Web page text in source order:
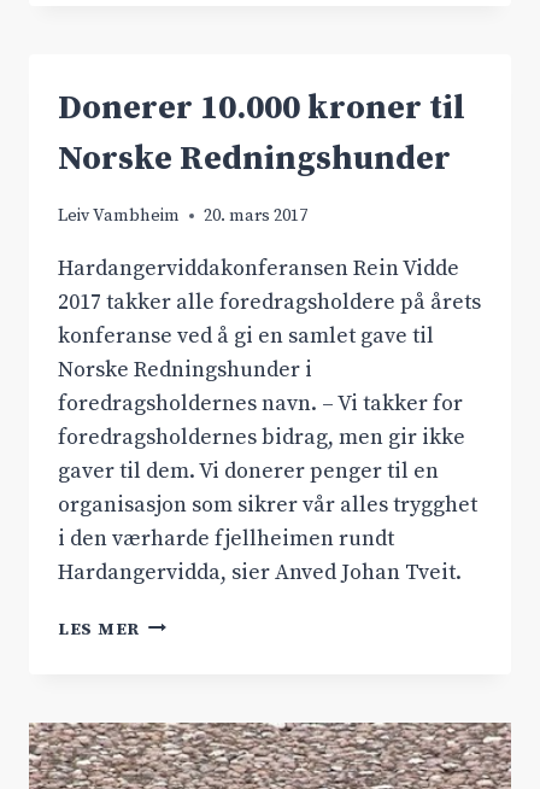
Donerer 10.000 kroner til
Norske Redningshunder
Leiv Vambheim 20. mars 2017
Hardangerviddakonferansen Rein Vidde
2017 takker alle foredragsholdere på årets
konferanse ved å gi en samlet gave til
Norske Redningshunder i
foredragsholdernes navn. – Vi takker for
foredragsholdernes bidrag, men gir ikke
gaver til dem. Vi donerer penger til en
organisasjon som sikrer vår alles trygghet
i den værharde fjellheimen rundt
Hardangervidda, sier Anved Johan Tveit.
LES MER DONERER
NORSKE
REDNINGSHUNDER